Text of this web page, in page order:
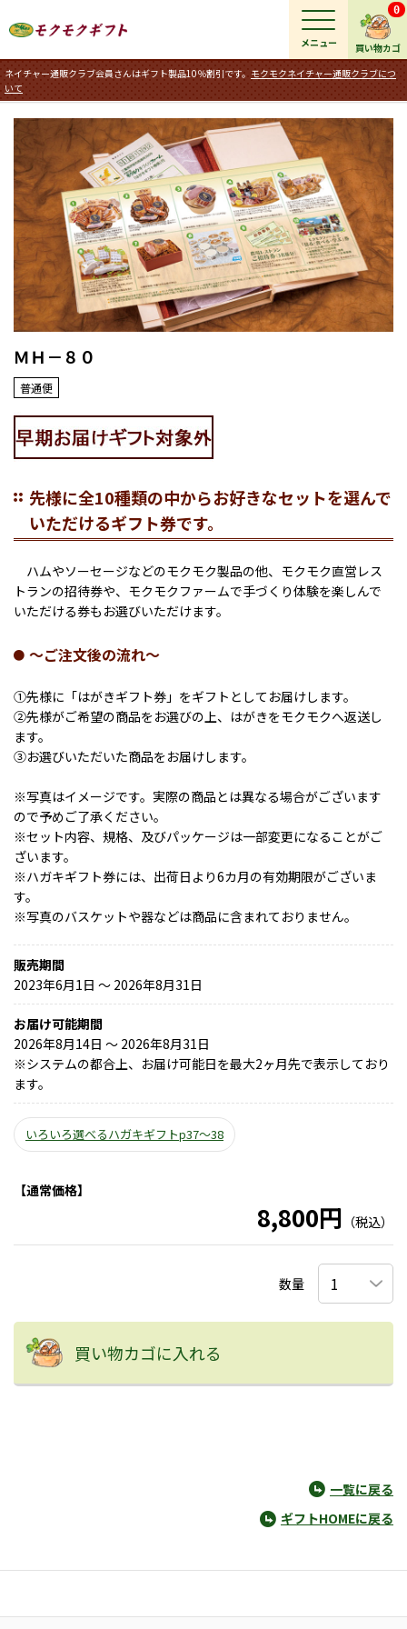
買い物カゴ
0
ネイチャー通販クラブ会員さんはギフト製品10％割引です。 モクモクネイチャー通販クラブにつ
いて
メニュー
ＭＨ－８０
普通便
先様に全10種類の中からお好きなセットを選んで
いただけるギフト券です。
ハムやソーセージなどのモクモク製品の他、モクモク直営レス
トランの招待券や、モクモクファームで手づくり体験を楽しんで
いただける券もお選びいただけます。
～ご注文後の流れ～
①先様に「はがきギフト券」をギフトとしてお届けします。
②先様がご希望の商品をお選びの上、はがきをモクモクへ返送し
ます。
③お選びいただいた商品をお届けします。
※写真はイメージです。実際の商品とは異なる場合がございます
ので予めご了承ください。
※セット内容、規格、及びパッケージは一部変更になることがご
ざいます。
※ハガキギフト券には、出荷日より6カ月の有効期限がございま
す。
※写真のバスケットや器などは商品に含まれておりません。
販売期間
2023年6月1日 〜 2026年8月31日
お届け可能期間
2026年8月14日 ～ 2026年8月31日
※システムの都合上、お届け可能日を最大2ヶ月先で表示しており
ます。
いろいろ選べるハガキギフトp37～38
【通常価格】
8,800円 （税込）
数量
買い物カゴに入れる
一覧に戻る
ギフトHOMEに戻る